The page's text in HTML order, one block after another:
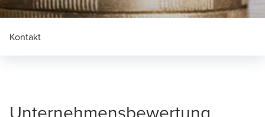
Kontakt